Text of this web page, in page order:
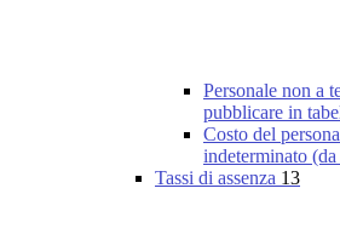
Personale non a
pubblicare in
Costo del
indeterminato
Tassi di assenza 13